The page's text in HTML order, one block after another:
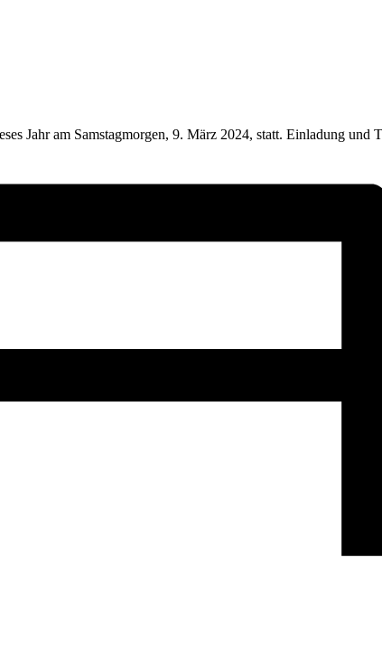
Jahr am Samstagmorgen, 9. März 2024, statt. Einladung und